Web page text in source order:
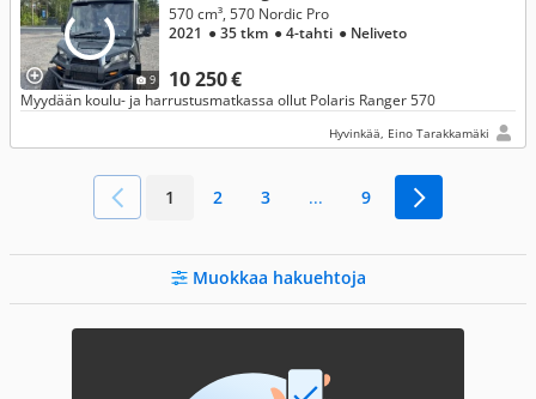
9 10 250 €
570 cm³, 570 Nordic Pro
2021 ● 35 tkm ● 4-tahti ● Neliveto
Myydään koulu- ja harrustusmatkassa ollut Polaris Ranger 570
Hyvinkää, Eino Tarakkamäki
1 2 3 ... 9
Muokkaa hakuehtoja